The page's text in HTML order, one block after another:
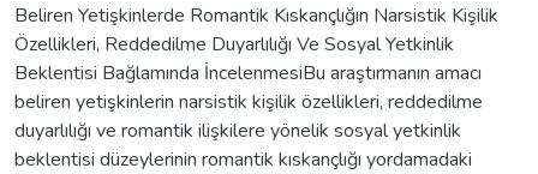
Beliren Yetişkinlerde Romantik Kıskançlığın Narsistik Kişilik
Özellikleri, Reddedilme Duyarlılığı Ve Sosyal Yetkinlik
Beklentisi Bağlamında İncelenmesiBu araştırmanın amacı
beliren yetişkinlerin narsistik kişilik özellikleri, reddedilme
duyarlılığı ve romantik ilişkilere yönelik sosyal yetkinlik
beklentisi düzeylerinin romantik kıskançlığı yordamadaki